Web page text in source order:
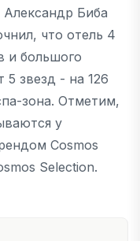
Биба
что отель 4
и большого
5 звезд - на 126
зона. Отметим,
у
Cosmos
Selection.